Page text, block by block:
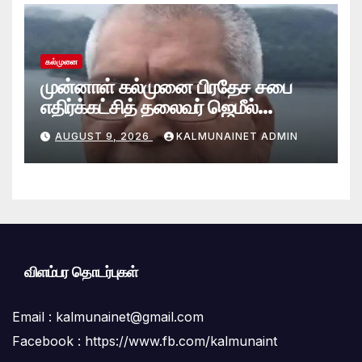
கல்முனை
முன்னாள் கல்முனை பிரதேச சபை
எதிர்க்கட்சித் தலைவர் ஜெமீல்
காலமானார்.!
AUGUST 9, 2026 KALMUNAINET ADMIN
விளம்பர தொடர்புகள்
Email : kalmunainet@gmail.com
Facebook : https://www.fb.com/kalmunaint